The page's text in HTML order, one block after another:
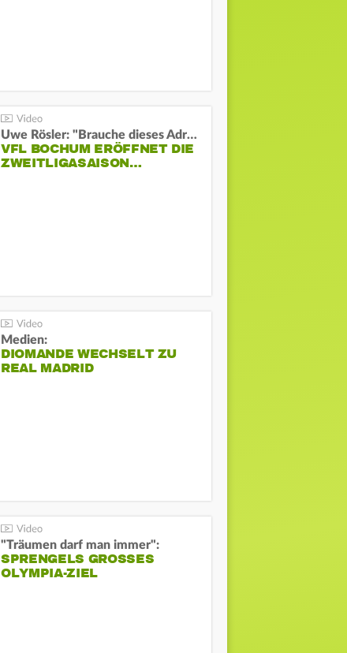
Uwe Rösler: "Brauche dieses Adrenalin"
VFL BOCHUM ERÖFFNET DIE
ZWEITLIGASAISON…
Medien:
DIOMANDE WECHSELT ZU
REAL MADRID
"Träumen darf man immer":
SPRENGELS GROSSES O
LYMPIA-ZIEL